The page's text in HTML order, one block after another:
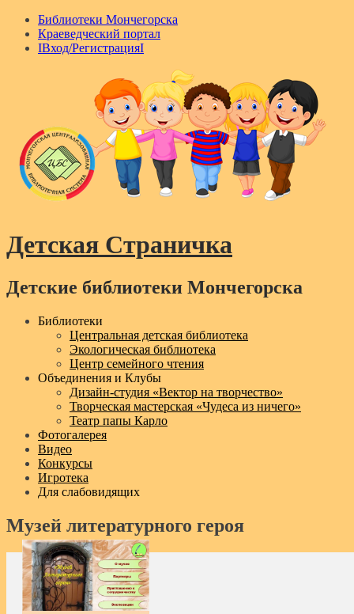
Библиотеки Мончегорска
Краеведческий портал
IВход/РегистрацияI
Детская Страничка
Детские библиотеки Мончегорска
MenuБиблиотеки
Центральная детская библиотека
Экологическая библиотека
Центр семейного чтения
Объединения и Клубы
Дизайн‑студия «Вектор на творчество»
Творческая мастерская «Чудеса из ничего»
Театр папы Карло
Фотогалерея
Видео
Конкурсы
Игротека
Для слабовидящих
Музей литературного героя